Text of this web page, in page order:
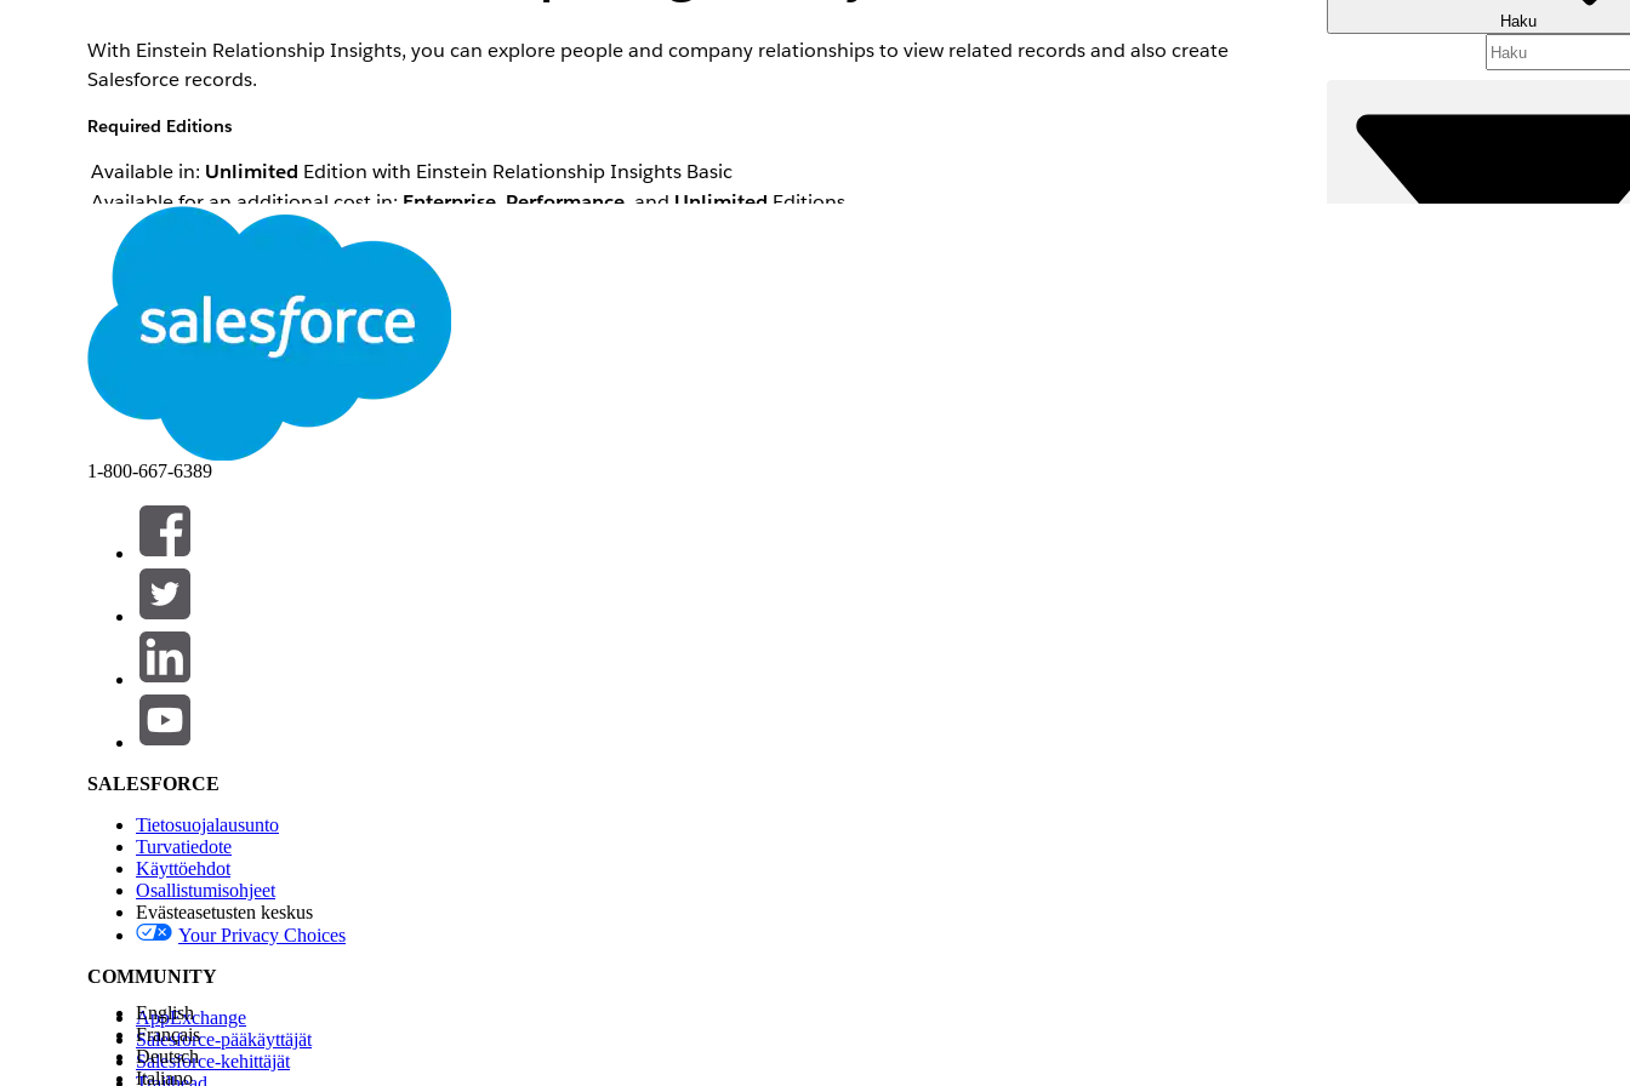
Haku
With Einstein Relationship Insights, you can explore people and company relationships to view related records and also create
Salesforce records.
Required Editions
Available in: Unlimited Edition with Einstein Relationship Insights Basic
Available for an additional cost in: Enterprise Performance , and Unlimited Editions
Einstein Relationship Insights shows relationship recommendations for lead, contact, and account records. We assume you use
contacts and accounts to create person and company type records. If you use different objects for person and company records,
substitute those objects for contacts and accounts.
RATKAISIKO TÄMÄ ARTIKKELI ONGELMASI?
Anna palautetta, jotta voimme kehittyä!
1-800-667-6389
SALESFORCE
Tietosuojalausunto
Turvatiedote
Käyttöehdot
Osallistumisohjeet
Evästeasetusten keskus
Your Privacy Choices
COMMUNITY
AppExchange
Salesforce-pääkäyttäjät
Salesforce-kehittäjät
English
Français
Deutsch
Italiano
Salesforce Help | Article